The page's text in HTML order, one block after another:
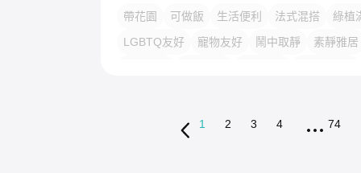
帶花園 可做飯 生活便利 法式混搭
綠植
LGBTQ友好
寵物友好 鬧中取靜
素靜雅居
1 2 3 4 74